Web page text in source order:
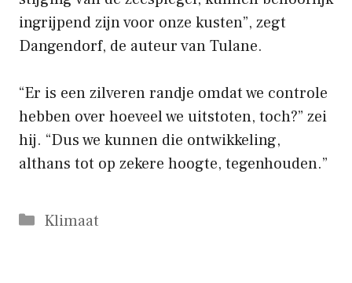
ingrijpend zijn voor onze kusten”, zegt
Dangendorf, de auteur van Tulane.
“Er is een zilveren randje omdat we controle
hebben over hoeveel we uitstoten, toch?” zei
hij. “Dus we kunnen die ontwikkeling,
althans tot op zekere hoogte, tegenhouden.”
Categorieën
Klimaat